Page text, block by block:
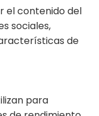
el contenido del
sociales,
de
para